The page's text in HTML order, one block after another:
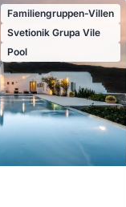
Familiengruppen-Villen
Svetionik Grupa Vile
Pool